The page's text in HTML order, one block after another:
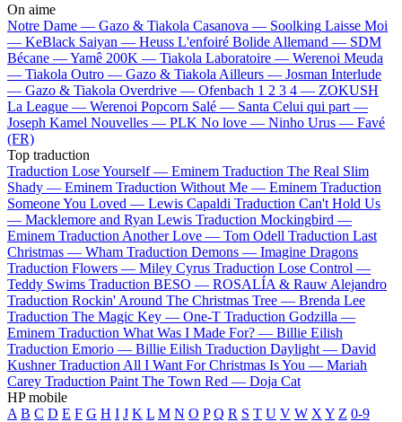
On aime
Notre Dame — Gazo & Tiakola Casanova — Soolking Laisse Moi
— KeBlack Saiyan — Heuss L'enfoiré Bolide Allemand — SDM
Bécane —Yamê 200K — Tiakola Laboratoire — Werenoi Meuda
— Tiakola Outro — Gazo & Tiakola Ailleurs — Josman Interlude
— Gazo & Tiakola Overdrive — Ofenbach 1 2 3 4 — ZOKUSH
La League — Werenoi Popcorn Salé — Santa Celui qui part —
Joseph Kamel Nouvelles — PLK No love — Ninho Urus — Favé
(FR)
Top traduction
Traduction Lose Yourself — Eminem Traduction The Real Slim
Shady — Eminem Traduction Without Me — Eminem Traduction
Someone You Loved — Lewis Capaldi Traduction Can't Hold Us
— Macklemore and Ryan Lewis Traduction Mockingbird —
Eminem Traduction Another Love — Tom Odell Traduction Last
Christmas — Wham Traduction Demons — Imagine Dragons
Traduction Flowers — Miley Cyrus Traduction Lose Control —
Teddy Swims Traduction BESO — ROSALÍA & Rauw Alejandro
Traduction Rockin' Around The Christmas Tree — Brenda Lee
Traduction The Magic Key — One-T Traduction Godzilla —
Eminem Traduction What Was I Made For? — Billie Eilish
Traduction Emorio — Billie Eilish Traduction Daylight — David
Kushner Traduction All I Want For Christmas Is You — Mariah
Carey Traduction Paint The Town Red — Doja Cat
HP mobile
A B C D E F G H I J K L M N O P Q R S T U V W X Y Z 0-9